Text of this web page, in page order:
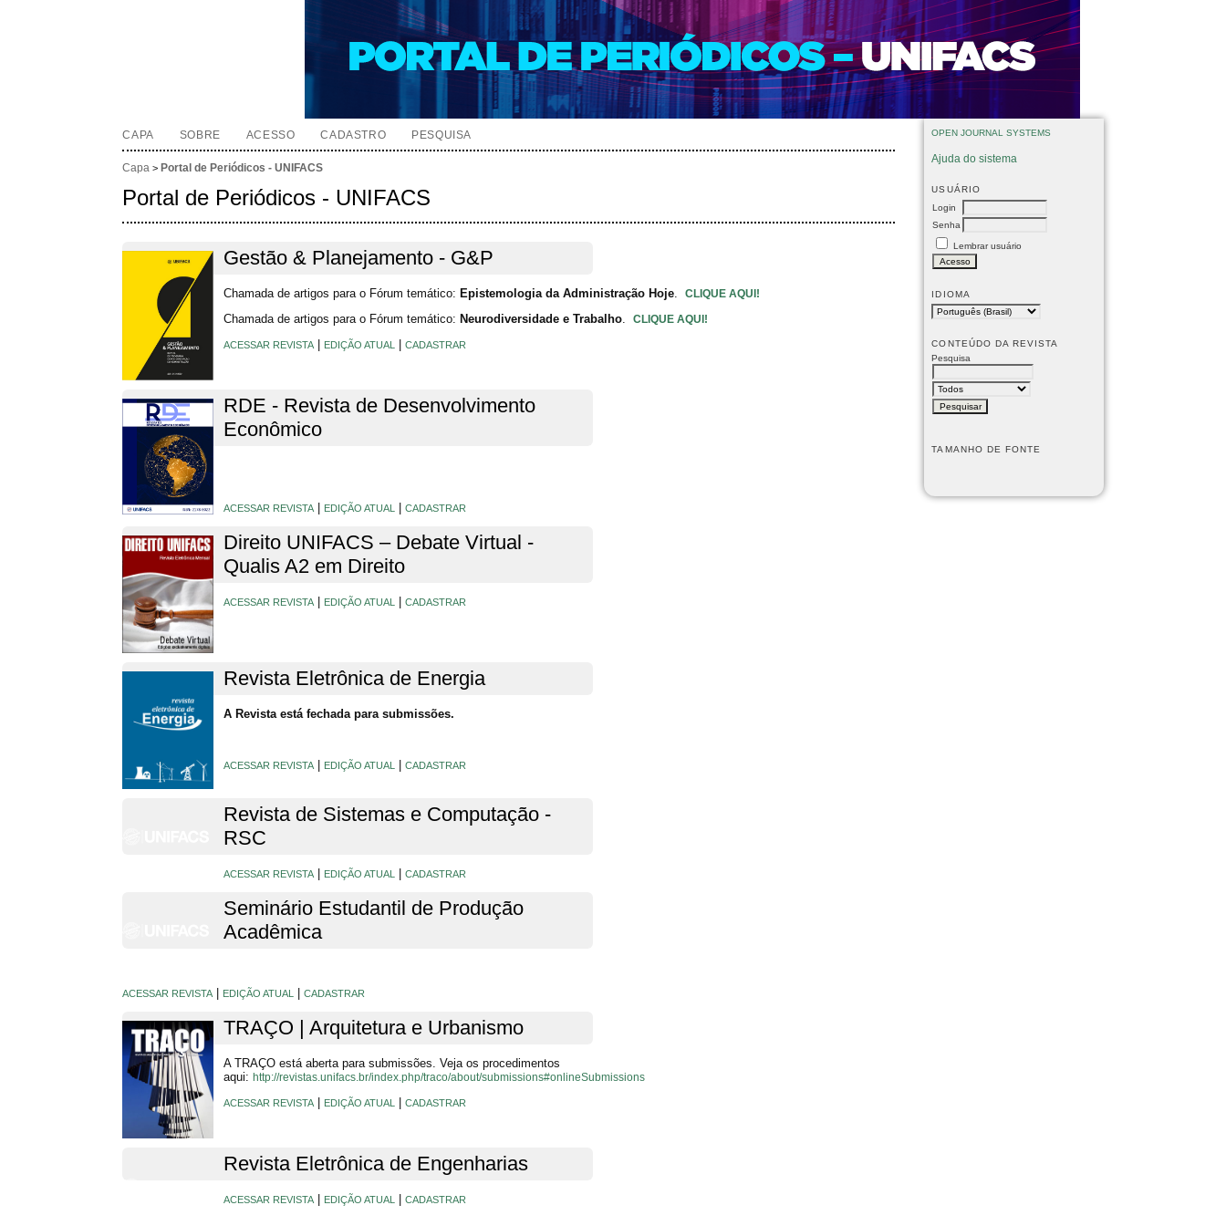
OPEN JOURNAL SYSTEMS
Ajuda do sistema
USUÁRIO
Login
Senha
Lembrar usuário
IDIOMA
CONTEÚDO DA REVISTA
Pesquisa
TAMANHO DE FONTE
CAPA SOBRE ACESSO CADASTRO PESQUISA
Capa > Portal de Periódicos - UNIFACS
Portal de Periódicos - UNIFACS
Gestão & Planejamento - G&P
Chamada de artigos para o Fórum temático: Epistemologia da Administração Hoje. CLIQUE AQUI!
Chamada de artigos para o Fórum temático: Neurodiversidade e Trabalho. CLIQUE AQUI!
ACESSAR REVISTA| EDIÇÃO ATUAL | CADASTRAR
RDE - Revista de Desenvolvimento
Econômico
ACESSAR REVISTA| EDIÇÃO ATUAL CADASTRAR
Direito UNIFACS – Debate Virtual -
Qualis A2 em Direito
ACESSAR REVISTA| EDIÇÃO ATUAL CADASTRAR
Revista Eletrônica de Energia
A Revista está fechada para submissões.
ACESSAR REVISTA| EDIÇÃO ATUAL | CADASTRAR
Revista de Sistemas e Computação -
RSC
ACESSAR REVISTA| EDIÇÃO ATUAL | CADASTRAR
Seminário Estudantil de Produção
Acadêmica
ACESSAR REVISTA| EDIÇÃO ATUAL |CADASTRAR
TRAÇO | Arquitetura e Urbanismo
A TRAÇO está aberta para submissões. Veja os procedimentos
aqui: http://revistas.unifacs.br/index.php/traco/about/submissions#onlineSubmissions
ACESSAR REVISTA| EDIÇÃO ATUAL | CADASTRAR
Revista Eletrônica de Engenharias
ACESSAR REVISTA| EDIÇÃO ATUAL | CADASTRAR